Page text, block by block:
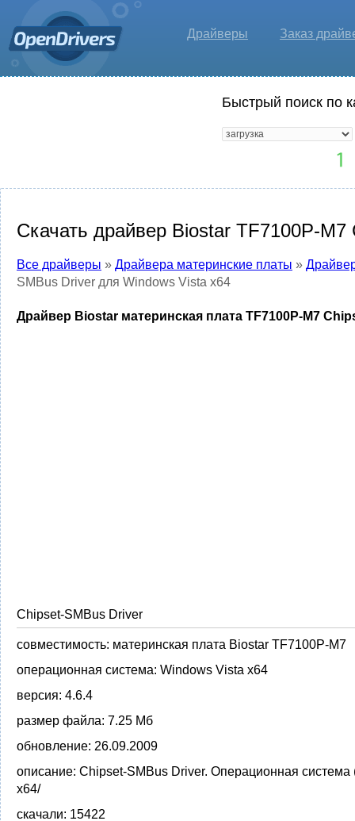
Драйверы Заказ
Быстрый поиск по
Скачать драйвер Biostar TF7100P-
Все драйверы » Драйвера материнские платы »
SMBus Driver для Windows Vista x64
Драйвер Biostar материнская плата TF7100P-M7
Chipset-SMBus Driver
совместимость: материнская плата Biostar TF7100P-M7
операционная система: Windows Vista x64
версия: 4.6.4
размер файла: 7.25 Мб
обновление: 26.09.2009
описание: Chipset-SMBus Driver. Операционная
x64/
скачали: 15422